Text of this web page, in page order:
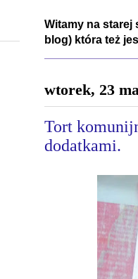
Witamy na starej
blog) która też
wtorek, 23
Tort
dodatkami.